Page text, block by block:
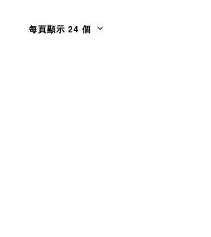
每頁顯示 24 個